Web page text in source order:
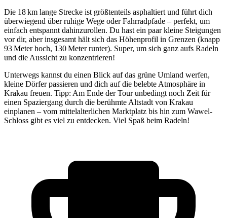
Die 18 km lange Strecke ist größtenteils asphaltiert und führt dich
überwiegend über ruhige Wege oder Fahrradpfade – perfekt, um
einfach entspannt dahinzurollen. Du hast ein paar kleine Steigungen
vor dir, aber insgesamt hält sich das Höhenprofil in Grenzen (knapp
93 Meter hoch, 130 Meter runter). Super, um sich ganz aufs Radeln
und die Aussicht zu konzentrieren!
Unterwegs kannst du einen Blick auf das grüne Umland werfen,
kleine Dörfer passieren und dich auf die belebte Atmosphäre in
Krakau freuen. Tipp: Am Ende der Tour unbedingt noch Zeit für
einen Spaziergang durch die berühmte Altstadt von Krakau
einplanen – vom mittelalterlichen Marktplatz bis hin zum Wawel-
Schloss gibt es viel zu entdecken. Viel Spaß beim Radeln!